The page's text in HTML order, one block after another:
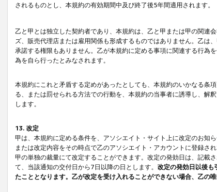
されるものとし、本規約の有効期間中及び終了後5年間適用されます。
乙と甲とは独立した契約者であり、本規約は、乙と甲または甲の関連
ズ、販売代理店または雇用関係も形成するものではありません。乙は
承諾する権限もありません。乙が本規約に定める事項に関連する行為
為を自ら行ったとみなされます。
本規約にこれと矛盾する定めがあったとしても、本規約のいかなる条
る、または罰せられる方法での行動を、本規約の当事者に誘導し、解
します。
13. 改定
甲は、本規約に定める条件を、アソシエイト・サイト上に改定のお知
または改定内容をその時点で乙のアソシエイト・アカウントに登録さ
甲の単独の裁量にて改定することができます。改定の発効日は、記載
て、当該通知の交付日から7日以降の日とします。 改定の発効日以後も
たこととなります。乙が改定を受け入れることができない場合、乙の